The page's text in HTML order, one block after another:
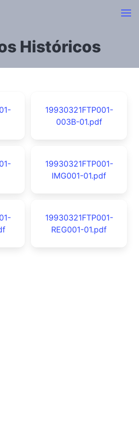
Históricos
19930321FTP001-
003B-01.pdf
19930321FTP001-
IMG001-01.pdf
19930321FTP001-
REG001-01.pdf